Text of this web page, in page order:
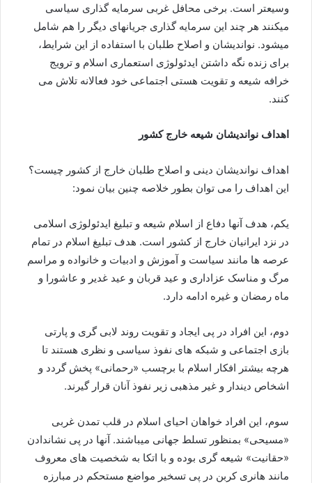
وسیعتر است. برخی محافل غربی سرمایه گذاری سیاسی
میکنند هر چند این سرمایه گذاری جریانهای دیگر را هم شامل
میشود. نواندیشان و اصلاح طلبان با استفاده از این شرایط،
برای زنده نگه داشتن ایدئولوژی استعماری اسلام و ترویج
خرافه شیعه و تقویت هستی اجتماعی خود فعالانه تلاش می
کنند.
اهداف نواندیشان شیعه خارج کشور
اهداف نواندیشان دینی و اصلاح طلبان خارج از کشور چیست؟
این اهداف را می توان بطور خلاصه چنین بیان نمود:
یکم، هدف آنها دفاع از اسلام شیعه و تبلیغ ایدئولوژی اسلامی
در نزد ایرانیان خارج از کشور است. هدف تبلیغ اسلام در تمام
عرصه ها مانند سیاست و آموزش و ادبیات و خانواده و مراسم
مرگ و مناسک عزاداری و عید قربان و عید غدیر و عاشورا و
ماه رمضان و غیره ادامه دارد.
دوم، این افراد در پی ایجاد و تقویت روند لابی گری و پارتی
بازی اجتماعی و شبکه های نفوذ سیاسی و نظری هستند تا
هرچه بیشتر افکار اسلام با برچسب «رحمانی» پخش گردد و
اشخاص دیندار و غیر مذهبی زیر نفوذ آنان قرار گیرند.
سوم، این افراد خواهان احیای اسلام در قلب تمدن غربی
«مسیحی» بمنظور تسلط جهانی میباشند. آنها در پی نشاندادن
«حقانیت» شیعه گری بوده و با اتکا به شخصیت های معروف
مانند هانری کربن در پی تسخیر مواضع مستحکم در مبارزه